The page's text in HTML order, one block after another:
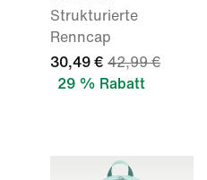
Strukturierte
Renncap
30,49 € 42,99 €
29 % Rabatt